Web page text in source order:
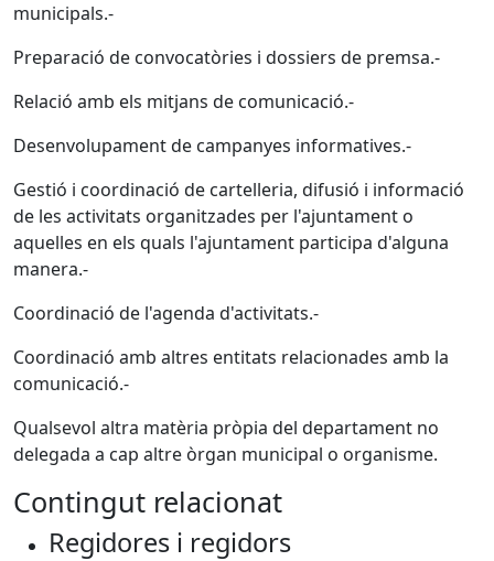
municipals.-
Preparació de convocatòries i dossiers de premsa.-
Relació amb els mitjans de comunicació.-
Desenvolupament de campanyes informatives.-
Gestió i coordinació de cartelleria, difusió i informació
de les activitats organitzades per l'ajuntament o
aquelles en els quals l'ajuntament participa d'alguna
manera.-
Coordinació de l'agenda d'activitats.-
Coordinació amb altres entitats relacionades amb la
comunicació.-
Qualsevol altra matèria pròpia del departament no
delegada a cap altre òrgan municipal o organisme.
Contingut relacionat
Regidores i regidors